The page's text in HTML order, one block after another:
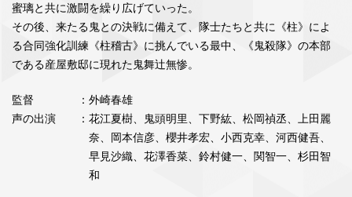
蜜璃と共に激闘を繰り広げていった。
その後、来たる鬼との決戦に備えて、隊士たちと共に《柱》によ
る合同強化訓練《柱稽古》に挑んでいる最中、《鬼殺隊》の本部
である産屋敷邸に現れた鬼舞辻無惨。
監督
：外崎春雄
声の出演
：花江夏樹、鬼頭明里、下野紘、松岡禎丞、上田麗
奈、岡本信彦、櫻井孝宏、小西克幸、河西健吾、
早見沙織、花澤香菜、鈴村健一、関智一、杉田智
和